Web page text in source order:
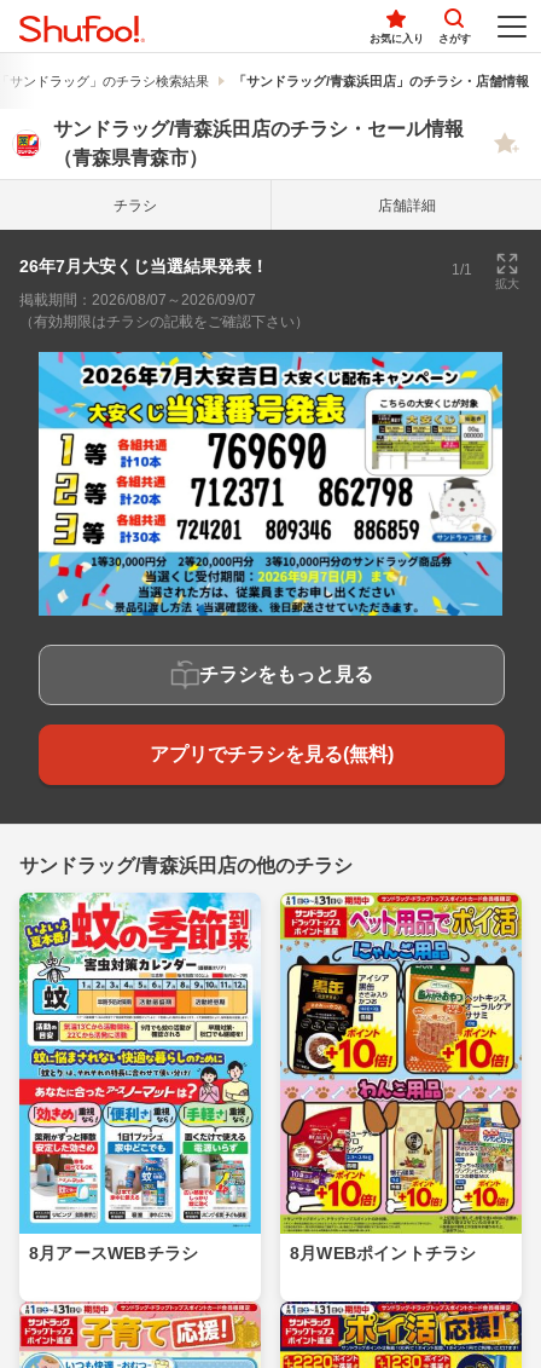
お気に入り さがす
サンドラッグ」のチラシ検索結果 「サンドラッグ/青森浜田店」のチラシ・店舗情報
サンドラッグ/青森浜田店のチラシ・セール情報
（青森県青森市）
チラシ 店舗詳細
26年7月大安くじ当選結果発表！ 1/1
拡大
掲載期間：2026/08/07～2026/09/07
（有効期限はチラシの記載をご確認下さい）
チラシをもっと見る
アプリでチラシを見る(無料)
サンドラッグ/青森浜田店の他のチラシ
8月アースWEBチラシ 8月WEBポイントチラシ